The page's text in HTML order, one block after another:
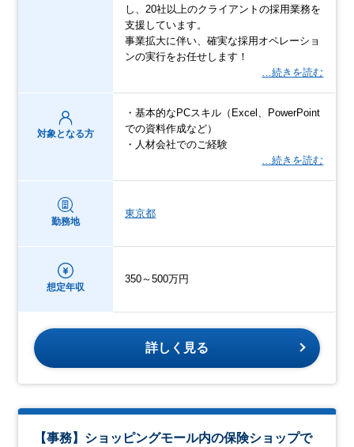
し、20社以上のクライアントの採用業務を
支援しています。
事業拡大に伴い、確実な採用オペレーショ
ンの実行をお任せします！
…続きを読む
対象となる方
・基本的なPCスキル（Excel、PowerPoint
での資料作成など）
・人材会社でのご経験
…続きを読む
勤務地
東京都
想定年収
350～500万円
詳しく見る
【事務】ショッピングモール内の保険ショップで